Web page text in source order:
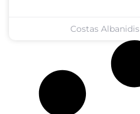
Costas Albanidis